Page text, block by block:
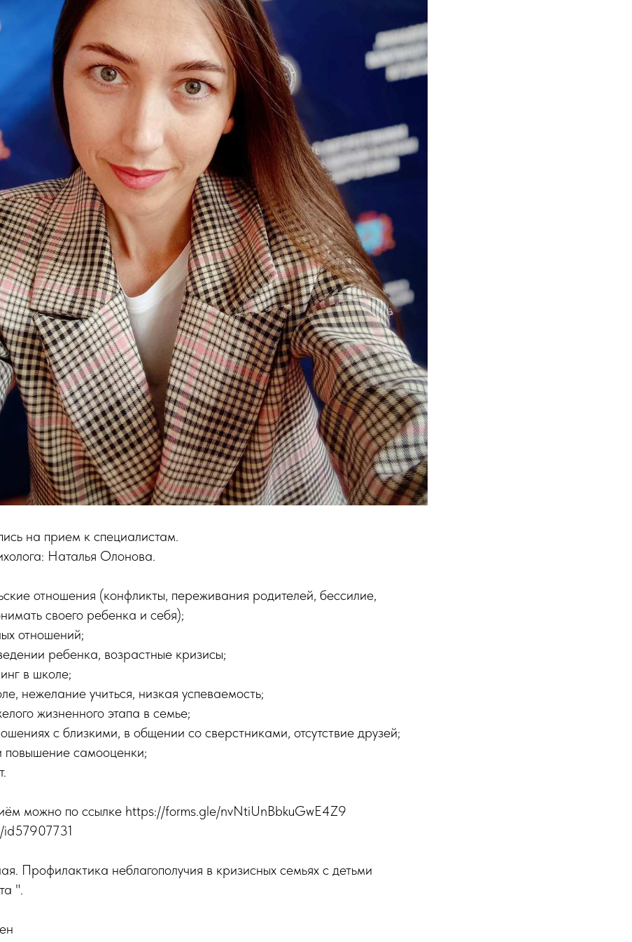
на прием к специалистам.
Наталья Олонова.
отношения (конфликты, переживания родителей, бессилие,
своего ребенка и себя);
отношений;
ребенка, возрастные кризисы;
в школе;
нежелание учиться, низкая успеваемость;
жизненного этапа в семье;
с близкими, в общении со сверстниками, отсутствие друзей;
повышение самооценки;
можно по ссылке https://forms.gle/nvNtiUnBbkuGwE4Z9
id57907731
Профилактика неблагополучия в кризисных семьях с детьми
".